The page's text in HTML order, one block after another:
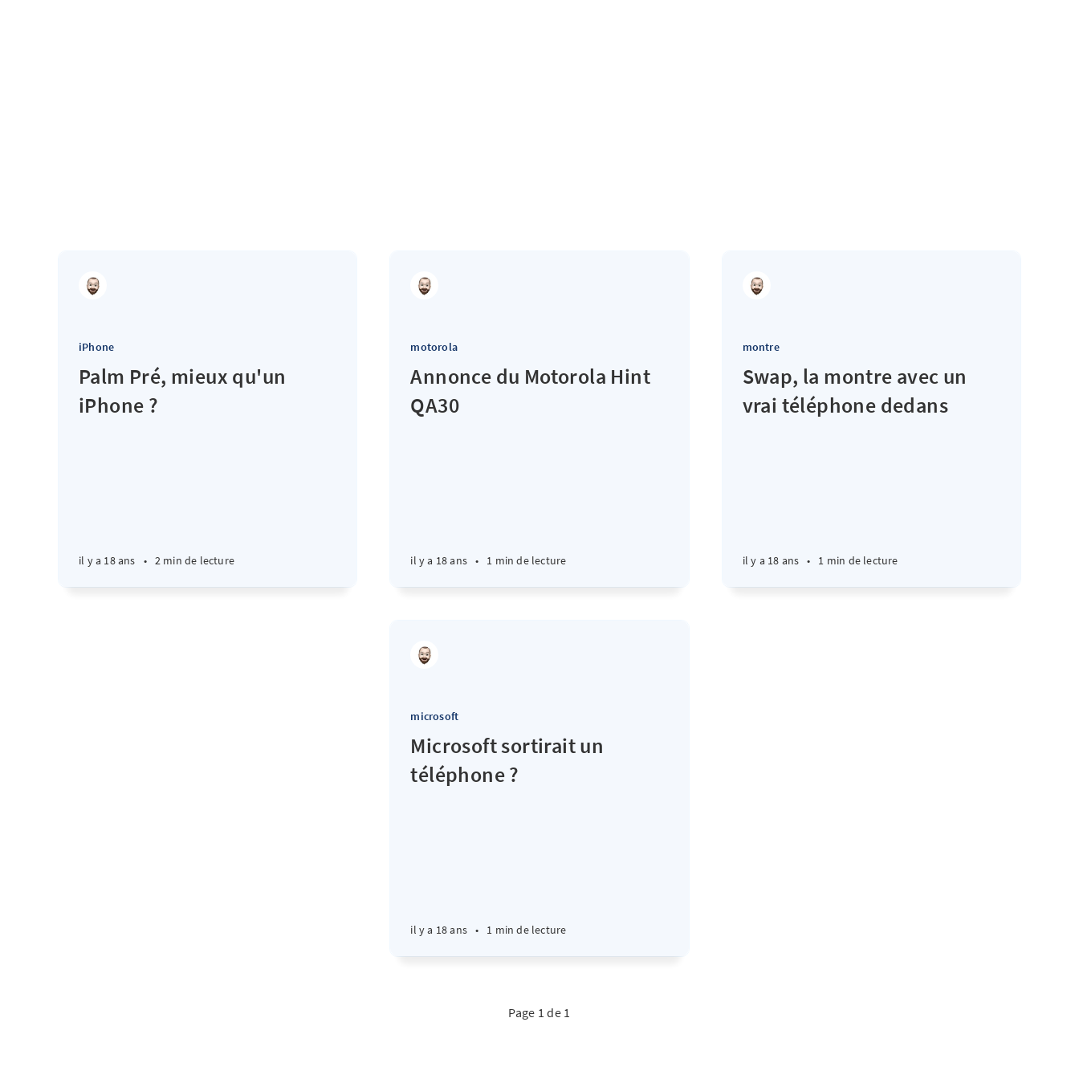
iPhone
Palm Pré, mieux qu'un
iPhone ?
il y a 18 ans • 2 min de lecture
motorola
Annonce du Motorola Hint
QA30
il y a 18 ans • 1 min de lecture
montre
Swap, la montre avec un
vrai téléphone dedans
il y a 18 ans • 1 min de lecture
microsoft
Microsoft sortirait un
téléphone ?
il y a 18 ans • 1 min de lecture
Page 1 de 1